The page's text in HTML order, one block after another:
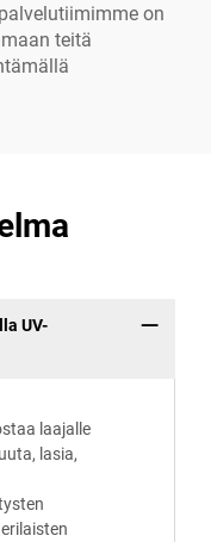
on
teitä
UV-
laajalle
lasia,